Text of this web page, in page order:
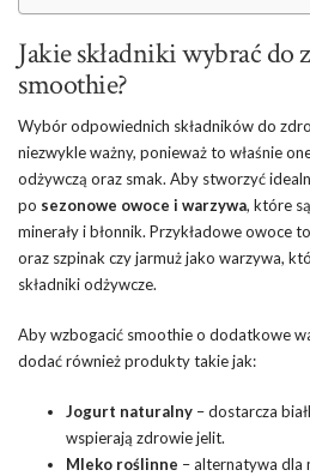
Jakie składniki wybrać do
smoothie?
Wybór odpowiednich składników do
niezwykle ważny, ponieważ to właśnie
odżywczą oraz smak. Aby stworzyć
po sezonowe owoce i warzywa, które
minerały i błonnik. Przykładowe owoce
oraz szpinak czy jarmuż jako warzywa,
składniki odżywcze.
Aby wzbogacić smoothie o dodatkowe
dodać również produkty takie jak:
Jogurt naturalny – dostarcza
wspierają zdrowiejelit.
Mleko roślinne – alternatywa dla